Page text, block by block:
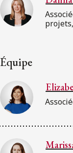
Équipe